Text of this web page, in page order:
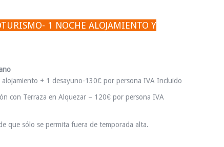
1 NOCHE ALOJAMIENTO Y
+ 1 desayuno-130€ por persona IVA Incluido
con Terraza en Alquezar – 120€ por persona IVA
que sólo se permita fuera de temporada alta.